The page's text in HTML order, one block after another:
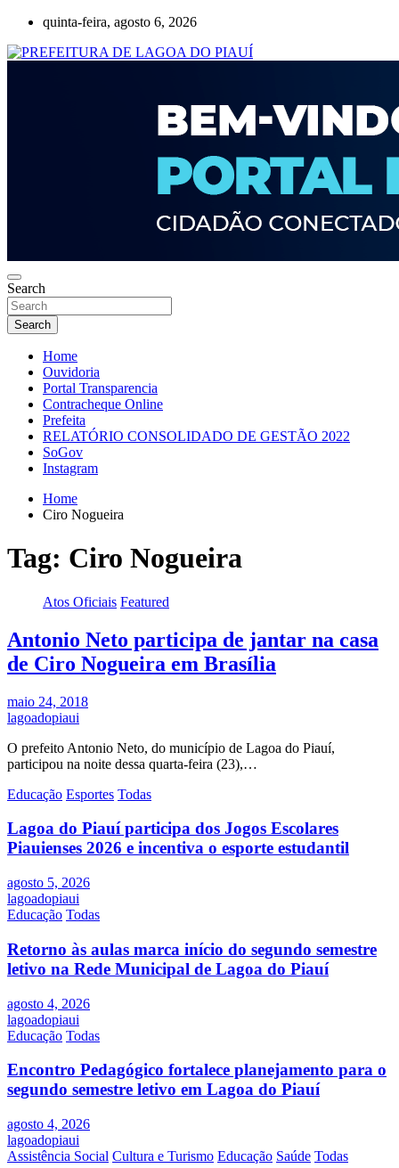
Skip
content
quinta-feira, agosto 6, 2026
Search
Search
Home
Ouvidoria
Portal Transparencia
Contracheque Online
Prefeita
RELATÓRIO CONSOLIDADO DE GESTÃO 2022
SoGov
Instagram
Home
Ciro Nogueira
Tag: Ciro Nogueira
Atos Oficiais Featured
Antonio Neto participa de jantar na casa
de Ciro Nogueira em Brasília
maio 24, 2018
lagoadopiaui
O prefeito Antonio Neto, do município de Lagoa do Piauí,
participou na noite dessa quarta-feira (23),…
Educação Esportes Todas
Lagoa do Piauí participa dos Jogos Escolares
Piauienses 2026 e incentiva o esporte estudantil
agosto 5, 2026
lagoadopiaui
Educação Todas
Retorno às aulas marca início do segundo semestre
letivo na Rede Municipal de Lagoa do Piauí
agosto 4, 2026
lagoadopiaui
Educação Todas
Encontro Pedagógico fortalece planejamento para o
segundo semestre letivo em Lagoa do Piauí
agosto 4, 2026
lagoadopiaui
Assistência Social Cultura e Turismo Educação Saúde Todas